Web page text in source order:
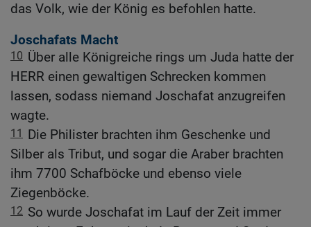
das Volk, wie der König es befohlen hatte.
Joschafats Macht
10 Über alle Königreiche rings um Juda hatte der
HERR einen gewaltigen Schrecken kommen
lassen, sodass niemand Joschafat anzugreifen
wagte.
11
Die Philister brachten ihm Geschenke und
Silber als Tribut, und sogar die Araber brachten
ihm 7700 Schafböcke und ebenso viele
Ziegenböcke.
12 So wurde Joschafat im Lauf der Zeit immer